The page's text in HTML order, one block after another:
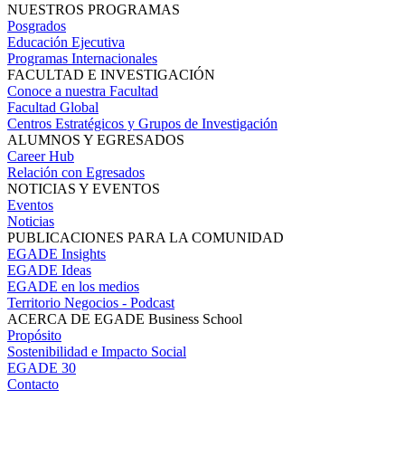
NUESTROS PROGRAMAS
Posgrados
Educación Ejecutiva
Programas Internacionales
FACULTAD E INVESTIGACIÓN
Conoce a nuestra Facultad
Facultad Global
Centros Estratégicos y Grupos de Investigación
ALUMNOS Y EGRESADOS
Career Hub
Relación con Egresados
NOTICIAS Y EVENTOS
Eventos
Noticias
PUBLICACIONES PARA LA COMUNIDAD
EGADE Insights
EGADE Ideas
EGADE en los medios
Territorio Negocios - Podcast
ACERCA DE EGADE Business School
Propósito
Sostenibilidad e Impacto Social
EGADE 30
Contacto